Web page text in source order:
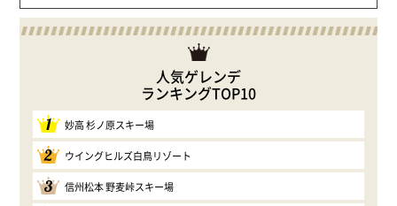
人気ゲレンデ
ランキングTOP10
1 妙高 杉ノ原スキー場
2 ウイングヒルズ白鳥リゾート
3 信州松本 野麦峠スキー場